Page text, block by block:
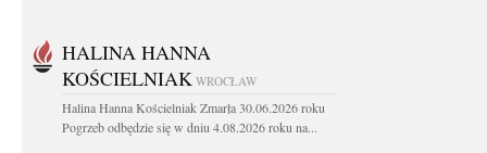
HALINA HANNA
KOŚCIELNIAK WROCŁAW
Halina Hanna Kościelniak Zmarła 30.06.2026 roku
Pogrzeb odbędzie się w dniu 4.08.2026 roku na...